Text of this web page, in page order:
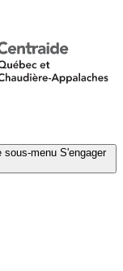
sous-menu S'engager